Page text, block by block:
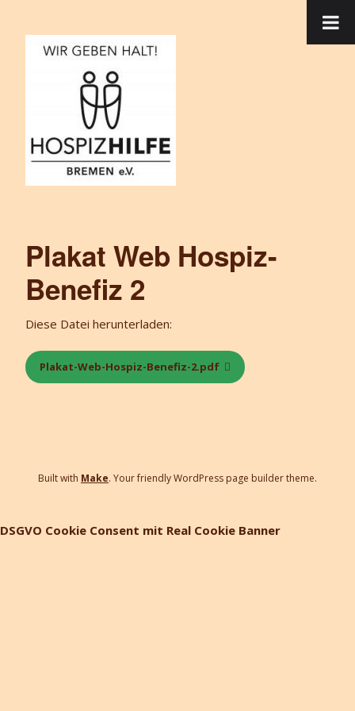
Plakat Web Hospiz-
Benefiz 2
Diese Datei herunterladen:
Plakat-Web-Hospiz-Benefiz-2.pdf
Built with Make. Your friendly WordPress page builder theme.
DSGVO Cookie Consent mit Real Cookie Banner